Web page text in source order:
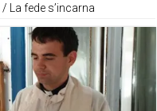
/ La fede s’incarna